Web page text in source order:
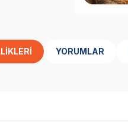
YORUMLAR